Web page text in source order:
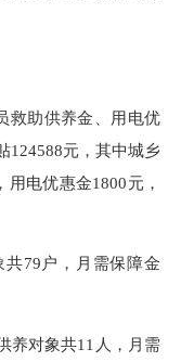
助供养金、用电优
124588元，其中城乡
电优惠金1800元，
79户，月需保障金
对象共11人，月需